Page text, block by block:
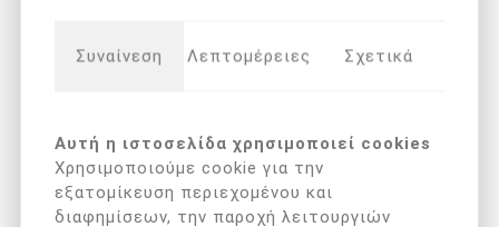
Συναίνεση Λεπτομέρειες Σχετικά
Αυτή η ιστοσελίδα χρησιμοποιεί cookies
Χρησιμοποιούμε cookie για την
εξατομίκευση περιεχομένου και
διαφημίσεων, την παροχή λειτουργιών